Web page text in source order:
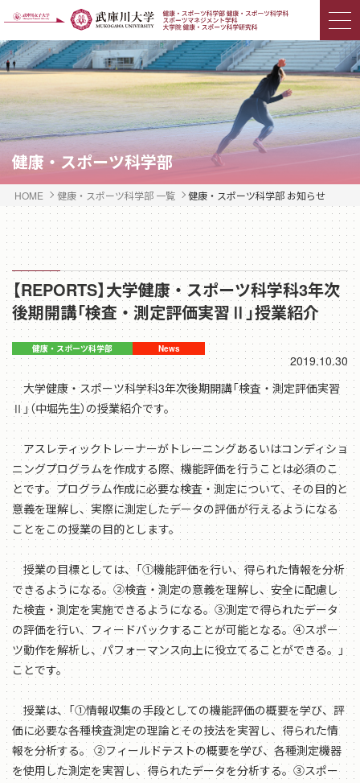
健康・スポーツ科学部
HOME 健康・スポーツ科学部 一覧 健康・スポーツ科学部 お知らせ
【REPORTS】大学健康・スポーツ科学科3年次
後期開講「検査・測定評価実習Ⅱ」授業紹介
2019.10.30
大学健康・スポーツ科学科3年次後期開講「検査・測定評価実習
Ⅱ」（中堀先生）の授業紹介です。
アスレティックトレーナーがトレーニングあるいはコンディショ
ニングプログラムを作成する際、機能評価を行うことは必須のこ
とです。プログラム作成に必要な検査・測定について、その目的と
意義を理解し、実際に測定したデータの評価が行えるようになる
ことをこの授業の目的とします。
授業の目標としては、「①機能評価を行い、得られた情報を分析
できるようになる。②検査・測定の意義を理解し、安全に配慮し
た検査・測定を実施できるようになる。③測定で得られたデータ
の評価を行い、フィードバックすることが可能となる。④スポー
ツ動作を解析し、パフォーマンス向上に役立てることができる。」
ことです。
授業は、「①情報収集の手段としての機能評価の概要を学び、評
価に必要な各種検査測定の理論とその技法を実習し、得られた情
報を分析する。 ②フィールドテストの概要を学び、各種測定機器
を使用した測定を実習し、得られたデータを分析する。③スポー